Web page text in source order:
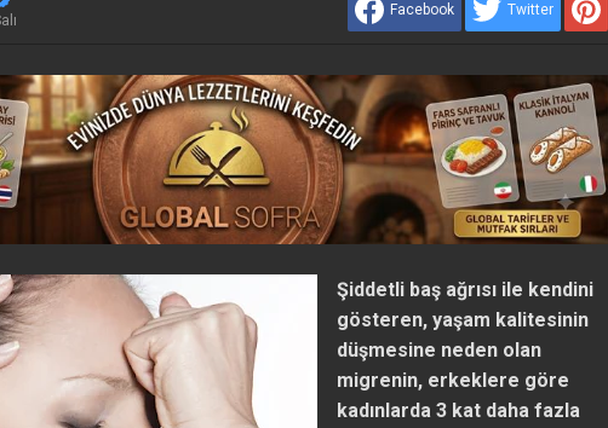
Facebook Twitter
Şiddetli baş ağrısı ile kendini
gösteren, yaşam kalitesinin
düşmesine neden olan
migrenin, erkeklere göre
kadınlarda 3 kat daha fazla